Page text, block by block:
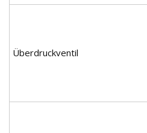
Überdruckventil